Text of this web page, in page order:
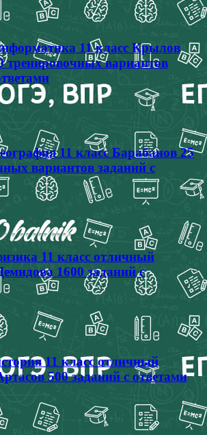
11 класс Крылов
тренировочных вариантов
11 класс Барабанов 25
вариантов заданий с
11 класс отличный
1600 заданий с
11 класс отличный
500 заданий с ответами